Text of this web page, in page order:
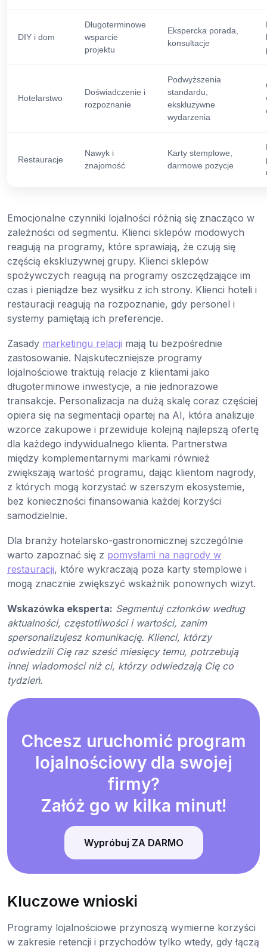
DIY i dom
Długoterminowe
wsparcie
projektu
Ekspercka porada,
konsultacje
Hotelarstwo
Doświadczenie i
rozpoznanie
Podwyższenia
standardu,
ekskluzywne
wydarzenia
Restauracje
Nawyk i
znajomość
Karty stemplowe,
darmowe pozycje
Emocjonalne czynniki lojalności różnią się znacząco w
zależności od segmentu. Klienci sklepów modowych
reagują na programy, które sprawiają, że czują się
częścią ekskluzywnej grupy. Klienci sklepów
spożywczych reagują na programy oszczędzające im
czas i pieniądze bez wysiłku z ich strony. Klienci hoteli i
restauracji reagują na rozpoznanie, gdy personel i
systemy pamiętają ich preferencje.
Zasady marketingu relacji mają tu bezpośrednie
zastosowanie. Najskuteczniejsze programy
lojalnościowe traktują relacje z klientami jako
długoterminowe inwestycje, a nie jednorazowe
transakcje. Personalizacja na dużą skalę coraz częściej
opiera się na segmentacji opartej na AI, która analizuje
wzorce zakupowe i przewiduje kolejną najlepszą ofertę
dla każdego indywidualnego klienta. Partnerstwa
między komplementarnymi markami również
zwiększają wartość programu, dając klientom nagrody,
z których mogą korzystać w szerszym ekosystemie,
bez konieczności finansowania każdej korzyści
samodzielnie.
Dla branży hotelarsko-gastronomicznej szczególnie
warto zapoznać się z pomysłami na nagrody w
restauracji, które wykraczają poza karty stemplowe i
mogą znacznie zwiększyć wskaźnik ponownych wizyt.
Wskazówka eksperta: Segmentuj członków według
aktualności, częstotliwości i wartości, zanim
spersonalizujesz komunikację. Klienci, którzy
odwiedzili Cię raz sześć miesięcy temu, potrzebują
innej wiadomości niż ci, którzy odwiedzają Cię co
tydzień.
Chcesz uruchomić program
lojalnościowy dla swojej
firmy?
Załóż go w kilka minut!
Wypróbuj ZA DARMO
Kluczowe wnioski
Programy lojalnościowe przynoszą wymierne korzyści
w zakresie retencji i przychodów tylko wtedy, gdy łączą